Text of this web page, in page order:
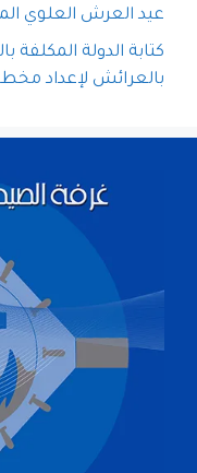
عيد العرش العلوي
كتابة الدولة
بالعرائش لإعداد